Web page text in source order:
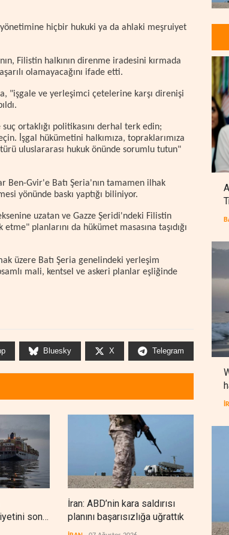
hiçbir hukuki ya da ahlaki meşruiyet
Filistin halkının direnme iradesini kırmada
olamayacağını ifade etti.
"işgale ve yerleşimci çetelerine karşı direnişi
ortaklığı politikasını derhal terk edin;
İşgal hükümetini halkımıza, topraklarımıza
uluslararası hukuk önünde sorumlu tutun"
Ben-Gvir'e Batı Şeria'nın tamamen ilhak
yönünde baskı yaptığı biliniyor.
uzatan ve Gazze Şeridi'ndeki Filistin
planlarını da hükümet masasına taşıdığı
üzere Batı Şeria genelindeki yerleşim
mali, kentsel ve askeri planlar eşliğinde
Bluesky X Telegram
sona
İran: ABD’nin kara saldırısı
planını başarısızlığa uğrattık